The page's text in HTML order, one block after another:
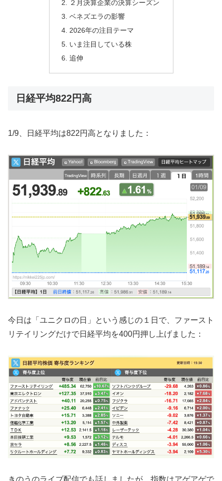
２月決算企業の決算シーズン
ベネズエラの影響
2026年の注目テーマ
いま注目している株
追伸
日経平均822円高
1/9、日経平均は822円高となりました：
今日は「ユニクロの日」という感じの１日で、ファースト
リテイリングだけで日経平均を400円押し上げました：
きのうのライブ配信でも話しましたが、指数はアゲアゲで